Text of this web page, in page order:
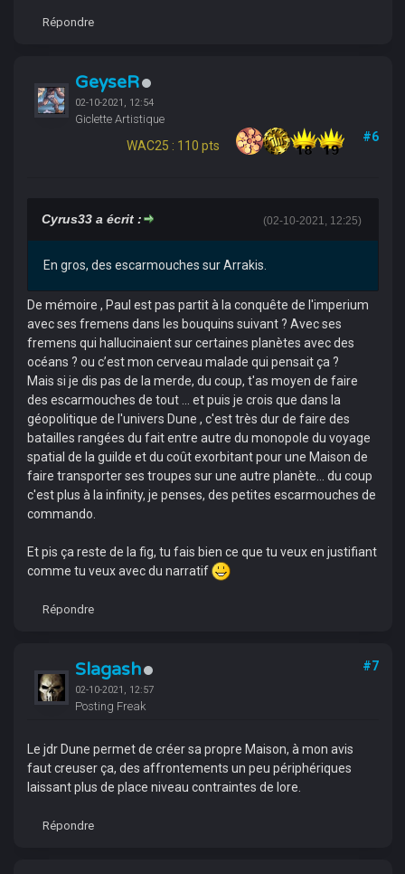
Répondre
GeyseR
02-10-2021, 12:54
Giclette Artistique
WAC25 : 110 pts
#6
(02-10-2021, 12:25)
Cyrus33 a écrit :
En gros, des escarmouches sur Arrakis.
De mémoire , Paul est pas partit à la conquête de l'imperium
avec ses fremens dans les bouquins suivant ? Avec ses
fremens qui hallucinaient sur certaines planètes avec des
océans ? ou c’est mon cerveau malade qui pensait ça ?
Mais si je dis pas de la merde, du coup, t'as moyen de faire
des escarmouches de tout ... et puis je crois que dans la
géopolitique de l'univers Dune , c'est très dur de faire des
batailles rangées du fait entre autre du monopole du voyage
spatial de la guilde et du coût exorbitant pour une Maison de
faire transporter ses troupes sur une autre planète... du coup
c'est plus à la infinity, je penses, des petites escarmouches de
commando.
Et pis ça reste de la fig, tu fais bien ce que tu veux en justifiant
comme tu veux avec du narratif
Répondre
Slagash
02-10-2021, 12:57
Posting Freak
#7
Le jdr Dune permet de créer sa propre Maison, à mon avis
faut creuser ça, des affrontements un peu périphériques
laissant plus de place niveau contraintes de lore.
Répondre